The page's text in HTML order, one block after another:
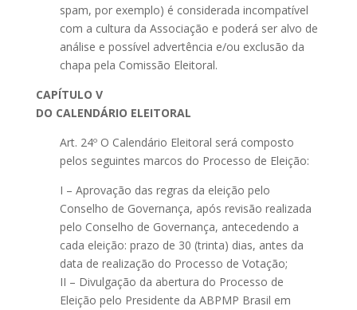
spam, por exemplo) é considerada incompatível
com a cultura da Associação e poderá ser alvo de
análise e possível advertência e/ou exclusão da
chapa pela Comissão Eleitoral.
CAPÍTULO V
DO CALENDÁRIO ELEITORAL
Art. 24º O Calendário Eleitoral será composto
pelos seguintes marcos do Processo de Eleição:
I – Aprovação das regras da eleição pelo
Conselho de Governança, após revisão realizada
pelo Conselho de Governança, antecedendo a
cada eleição: prazo de 30 (trinta) dias, antes da
data de realização do Processo de Votação;
II – Divulgação da abertura do Processo de
Eleição pelo Presidente da ABPMP Brasil em